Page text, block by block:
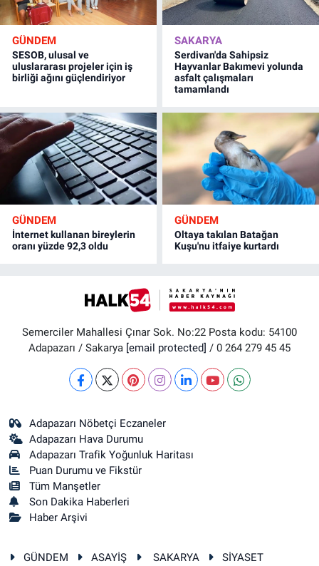
GÜNDEM
SESOB, ulusal ve
uluslararası projeler için iş
birliği ağını güçlendiriyor
SAKARYA
Serdivan'da Sahipsiz
Hayvanlar Bakımevi yolunda
asfalt çalışmaları
tamamlandı
GÜNDEM
İnternet kullanan bireylerin
oranı yüzde 92,3 oldu
GÜNDEM
Oltaya takılan Batağan
Kuşu'nu itfaiye kurtardı
Semerciler Mahallesi Çınar Sok. No:22 Posta kodu: 54100
Adapazarı / Sakarya [email protected] / 0 264 279 45 45
Adapazarı Nöbetçi Eczaneler
Adapazarı Hava Durumu
Adapazarı Trafik Yoğunluk Haritası
Puan Durumu ve Fikstür
Tüm Manşetler
Son Dakika Haberleri
Haber Arşivi
GÜNDEM ASAYİŞ SAKARYA SİYASET